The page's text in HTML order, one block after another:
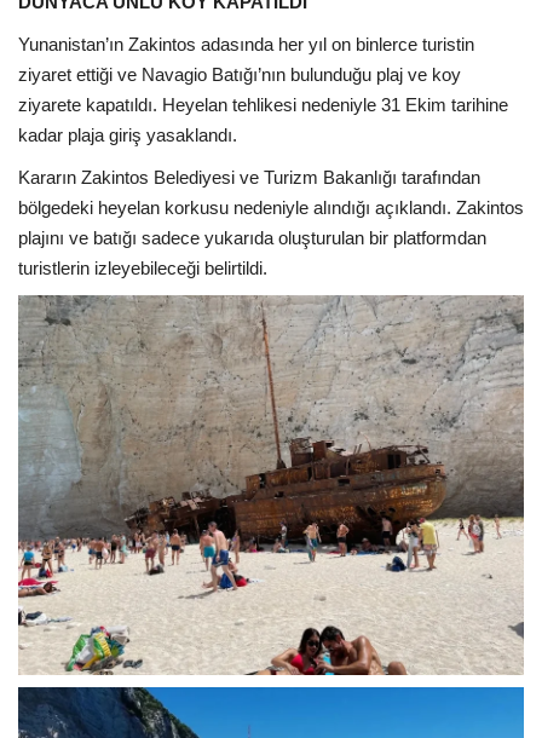
Gündem
Dünya
Yunanistan’ın Zakintos adasında her yıl on binlerce turistin
ziyaret ettiği ve Navagio Batığı’nın bulunduğu plaj ve koy
ziyarete kapatıldı. Heyelan tehlikesi nedeniyle 31 Ekim tarihine
kadar plaja giriş yasaklandı.
Kararın Zakintos Belediyesi ve Turizm Bakanlığı tarafından
bölgedeki heyelan korkusu nedeniyle alındığı açıklandı. Zakintos
plajını ve batığı sadece yukarıda oluşturulan bir platformdan
turistlerin izleyebileceği belirtildi.